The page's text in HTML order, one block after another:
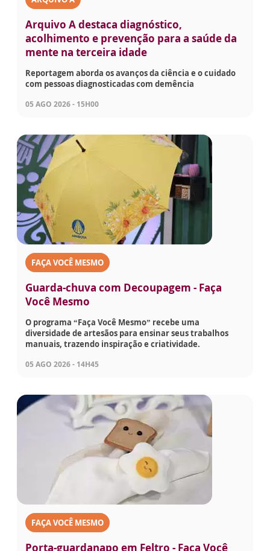
Arquivo A destaca diagnóstico,
acolhimento e prevenção para a saúde da
mente na terceira idade
Reportagem aborda os avanços da ciência e o cuidado
com pessoas diagnosticadas com demência
05 AGO 2026 - 15H00
FAÇA VOCÊ MESMO
Guarda-chuva com Decoupagem - Faça
Você Mesmo
O programa “Faça Você Mesmo” recebe uma
diversidade de artesãos para ensinar seus trabalhos
manuais, trazendo inspiração e criatividade.
05 AGO 2026 - 14H45
FAÇA VOCÊ MESMO
Porta-guardanapo em Feltro - Faça Você